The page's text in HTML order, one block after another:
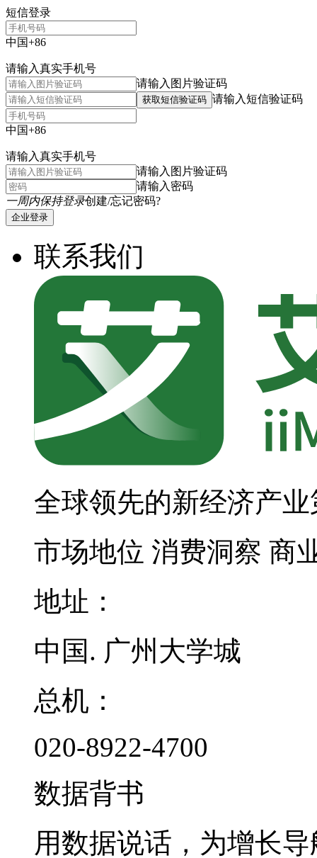
短信登录
中国+86
请输入真实手机号
请输入图片验证码
获取短信验证码 请输入短信验证码
中国+86
请输入真实手机号
请输入图片验证码
请输入密码
一周内保持登录创建/忘记密码?
企业登录
联系我们
全球领先的新经济产
市场地位 消费洞察 商
地址：
中国. 广州大学城
总机：
020-8922-4700
数据背书
用数据说话，为增长导